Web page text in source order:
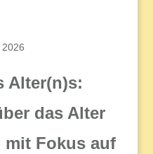
Alter(n)s:
das Alter
mit Fokus auf